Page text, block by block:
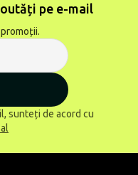
pe e-mail
sunteți de acord cu